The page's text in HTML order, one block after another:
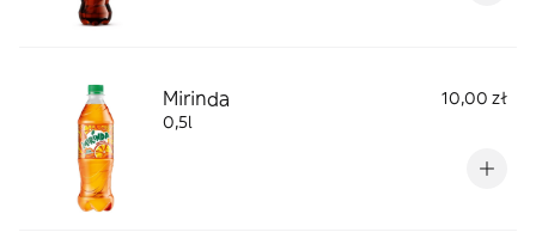
Mirinda
10,00 zł
0,5l